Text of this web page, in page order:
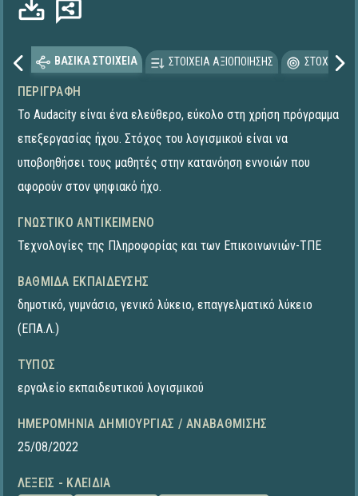
ΒΑΣΙΚΑ ΣΤΟΙΧΕΙΑ ΣΤΟΙΧΕΙΑ ΑΞΙΟΠΟΙΗΣΗΣ
ΠΕΡΙΓΡΑΦΉ
To Audacity είναι ένα ελεύθερο, εύκολο στη χρήση πρόγραμμα
επεξεργασίας ήχου. Στόχος του λογισμικού είναι να
υποβοηθήσει τους μαθητές στην κατανόηση εννοιών που
αφορούν στον ψηφιακό ήχο.
ΓΝΩΣΤΙΚΌ ΑΝΤΙΚΕΊΜΕΝΟ
Τεχνολογίες της Πληροφορίας και των Επικοινωνιών-ΤΠΕ
ΒΑΘΜΊΔΑ ΕΚΠΑΊΔΕΥΣΗΣ
δημοτικό, γυμνάσιο, γενικό λύκειο, επαγγελματικό λύκειο
(ΕΠΑ.Λ.)
ΤΎΠΟΣ
εργαλείο εκπαιδευτικού λογισμικού
ΗΜΕΡΟΜΗΝΊΑ ΔΗΜΙΟΥΡΓΊΑΣ / ΑΝΑΒΆΘΜΙΣΗΣ
25/08/2022
ΛΈΞΕΙΣ - ΚΛΕΙΔΙΆ